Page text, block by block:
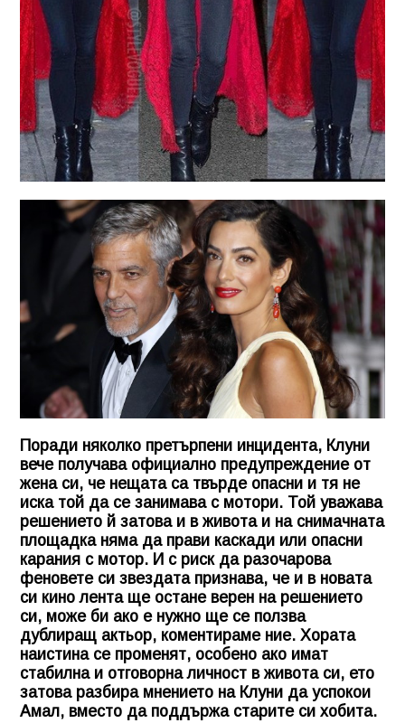
Поради няколко претърпени инцидента, Клуни
вече получава официално предупреждение от
жена си, че нещата са твърде опасни и тя не
иска той да се занимава с мотори. Той уважава
решението й затова и в живота и на снимачната
площадка няма да прави каскади или опасни
карания с мотор. И с риск да разочарова
феновете си звездата признава, че и в новата
си кино лента ще остане верен на решението
си, може би ако е нужно ще се ползва
дублиращ актьор, коментираме ние. Хората
наистина се променят, особено ако имат
стабилна и отговорна личност в живота си, ето
затова разбира мнението на Клуни да успокои
Амал, вместо да поддържа старите си хобита.